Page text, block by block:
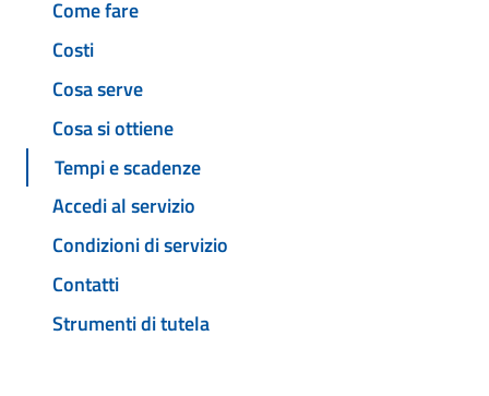
Come fare
Costi
Cosa serve
Cosa si ottiene
Tempi e scadenze
Accedi al servizio
Condizioni di servizio
Contatti
Strumenti di tutela